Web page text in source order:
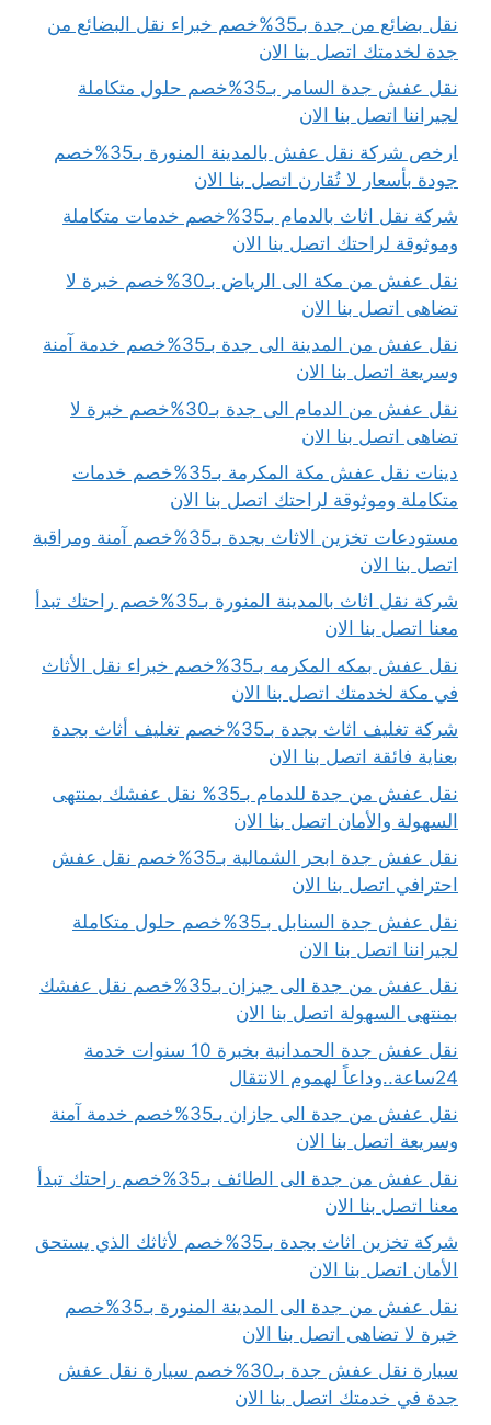
نقل بضائع من جدة بـ35%خصم خبراء نقل البضائع من
جدة لخدمتك اتصل بنا الان
نقل عفش جدة السامر بـ35%خصم حلول متكاملة
لجيراننا اتصل بنا الان
ارخص شركة نقل عفش بالمدينة المنورة بـ35%خصم
جودة بأسعار لا تُقارن اتصل بنا الان
شركة نقل اثاث بالدمام بـ35%خصم خدمات متكاملة
وموثوقة لراحتك اتصل بنا الان
نقل عفش من مكة الى الرياض بـ30%خصم خبرة لا
تضاهى اتصل بنا الان
نقل عفش من المدينة الى جدة بـ35%خصم خدمة آمنة
وسريعة اتصل بنا الان
نقل عفش من الدمام الى جدة بـ30%خصم خبرة لا
تضاهى اتصل بنا الان
دينات نقل عفش مكة المكرمة بـ35%خصم خدمات
متكاملة وموثوقة لراحتك اتصل بنا الان
مستودعات تخزين الاثاث بجدة بـ35%خصم آمنة ومراقبة
اتصل بنا الان
شركة نقل اثاث بالمدينة المنورة بـ35%خصم راحتك تبدأ
معنا اتصل بنا الان
نقل عفش بمكه المكرمه بـ35%خصم خبراء نقل الأثاث
في مكة لخدمتك اتصل بنا الان
شركة تغليف اثاث بجدة بـ35%خصم تغليف أثاث بجدة
بعناية فائقة اتصل بنا الان
نقل عفش من جدة للدمام بـ35% نقل عفشك بمنتهى
السهولة والأمان اتصل بنا الان
نقل عفش جدة ابحر الشمالية بـ35%خصم نقل عفش
احترافي اتصل بنا الان
نقل عفش جدة السنابل بـ35%خصم حلول متكاملة
لجيراننا اتصل بنا الان
نقل عفش من جدة الى جيزان بـ35%خصم نقل عفشك
بمنتهى السهولة اتصل بنا الان
نقل عفش جدة الحمدانية بخبرة 10 سنوات خدمة
24ساعة..وداعاً لهموم الانتقال
نقل عفش من جدة الى جازان بـ35%خصم خدمة آمنة
وسريعة اتصل بنا الان
نقل عفش من جدة الى الطائف بـ35%خصم راحتك تبدأ
معنا اتصل بنا الان
شركة تخزين اثاث بجدة بـ35%خصم لأثاثك الذي يستحق
الأمان اتصل بنا الان
نقل عفش من جدة الى المدينة المنورة بـ35%خصم
خبرة لا تضاهى اتصل بنا الان
سيارة نقل عفش جدة بـ30%خصم سيارة نقل عفش
جدة في خدمتك اتصل بنا الان